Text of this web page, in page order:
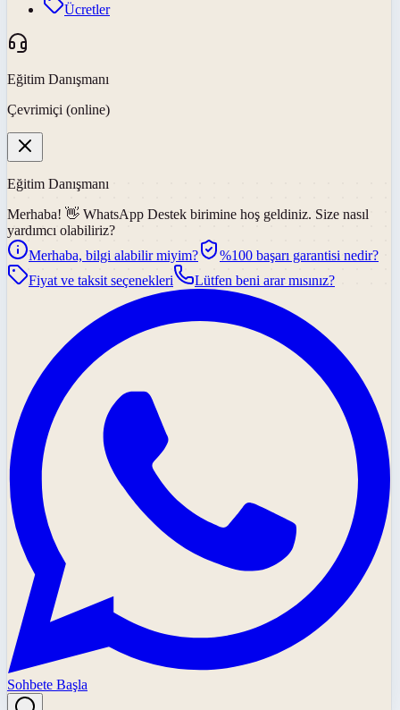
Ücretler
Eğitim Danışmanı
Çevrimiçi (online)
Eğitim Danışmanı
Merhaba! 👋 WhatsApp Destek birimine hoş geldiniz. Size nasıl
yardımcı olabiliriz?
Merhaba, bilgi alabilir miyim?
%100 başarı garantisi nedir?
Fiyat ve taksit seçenekleri
Lütfen beni arar mısınız?
Sohbete Başla